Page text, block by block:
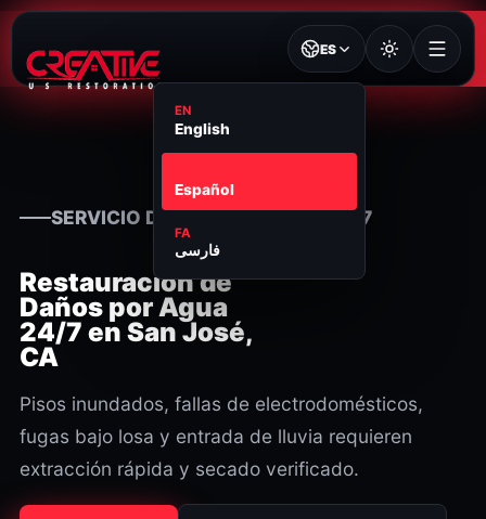
ES
EN
English
Español
FA
فارسی
SERVICIO DE RESTAURACIÓN 24/7
Restauración de
Daños por Agua
24/7 en San José,
CA
Pisos inundados, fallas de electrodomésticos,
fugas bajo losa y entrada de lluvia requieren
extracción rápida y secado verificado.